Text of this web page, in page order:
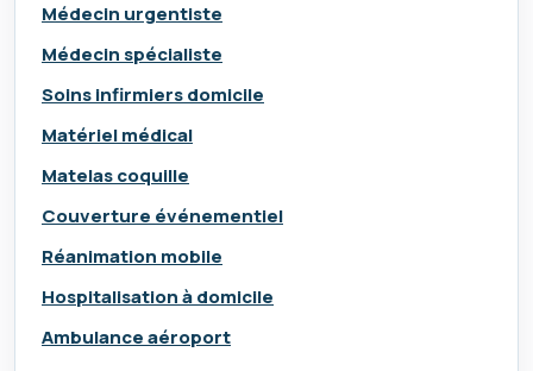
Médecin urgentiste
Médecin spécialiste
Soins infirmiers domicile
Matériel médical
Matelas coquille
Couverture événementiel
Réanimation mobile
Hospitalisation à domicile
Ambulance aéroport